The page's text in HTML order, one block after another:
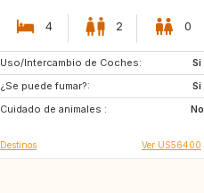
4 2 0
Uso/Intercambio de Coches:
Si
¿Se puede fumar?:
Si
Cuidado de animales :
No
FR
IE
ES
Destinos Ver US56400